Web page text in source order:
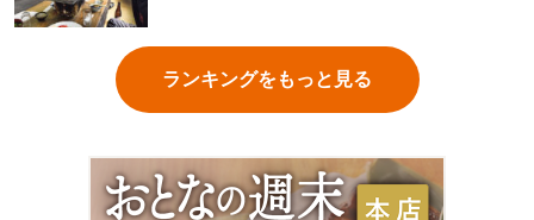
ランキングをもっと見る